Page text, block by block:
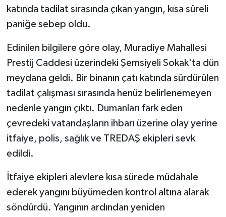
katında tadilat sırasında çıkan yangın, kısa süreli
paniğe sebep oldu.
Edinilen bilgilere göre olay, Muradiye Mahallesi
Prestij Caddesi üzerindeki Şemsiyeli Sokak'ta dün
meydana geldi. Bir binanın çatı katında sürdürülen
tadilat çalışması sırasında henüz belirlenemeyen
nedenle yangın çıktı. Dumanları fark eden
çevredeki vatandaşların ihbarı üzerine olay yerine
itfaiye, polis, sağlık ve TREDAŞ ekipleri sevk
edildi.
İtfaiye ekipleri alevlere kısa sürede müdahale
ederek yangını büyümeden kontrol altına alarak
söndürdü. Yangının ardından yeniden